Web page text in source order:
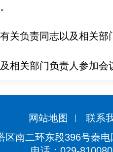
关负责同志以及相关
相关部门负责人参加会
网站地图
联系
区南二环东段396号秦